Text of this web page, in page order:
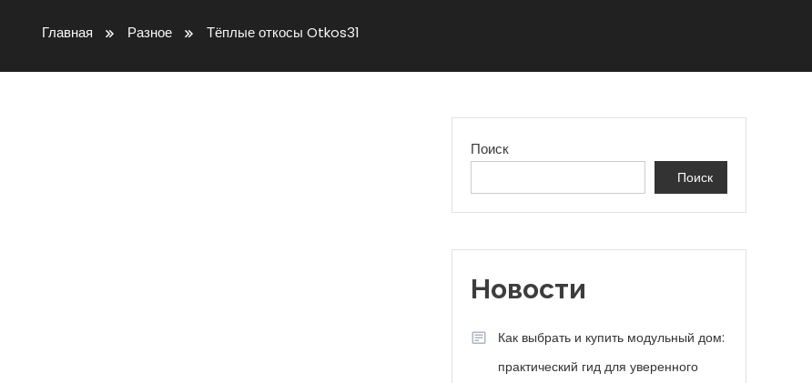
Главная Разное Тёплые откосы Otkos31
Поиск
Поиск
Новости
Как выбрать и купить модульный дом:
практический гид для уверенного